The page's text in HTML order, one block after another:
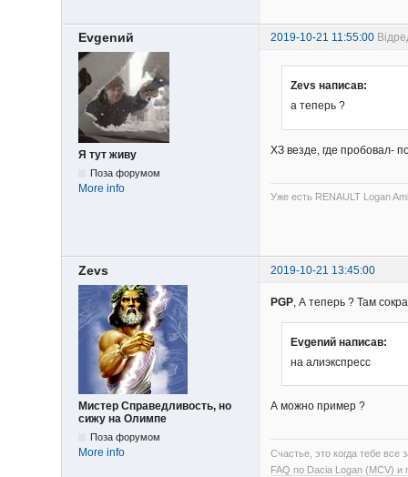
Evgenий 2019-10-21 11:55:00
Я тут живу
Поза форумом
More info
Zevs написав:
а теперь ?
ХЗ везде, где пробовал-
Уже есть RENAULT Logan
Zevs 2019-10-21 13:45:00
Мистер Справедливость, но
сижу на Олимпе
Поза форумом
More info
PGP , А теперь ? Там
Evgenий написав:
на алиэкспресс
А можно пример ?
Счастье, это когда тебе все
FAQ по Dacia Logan (MCV)